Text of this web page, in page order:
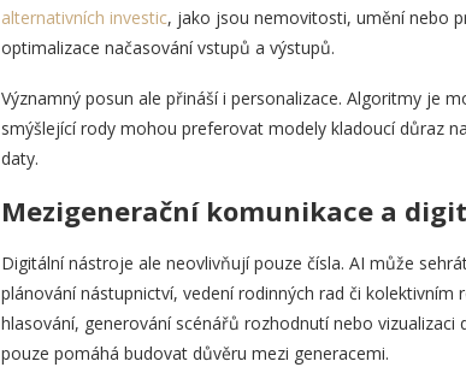
alternativních investic, jako jsou nemovitosti, umění nebo
optimalizace načasování vstupů a výstupů.
Významný posun ale přináší i personalizace. Algoritmy je
smýšlející rody mohou preferovat modely kladoucí důraz
daty.
Mezigenerační komunikace a
Digitální nástroje ale neovlivňují pouze čísla. AI může
plánování nástupnictví, vedení rodinných rad či
hlasování, generování scénářů rozhodnutí nebo
pouze pomáhá budovat důvěru mezi generacemi.